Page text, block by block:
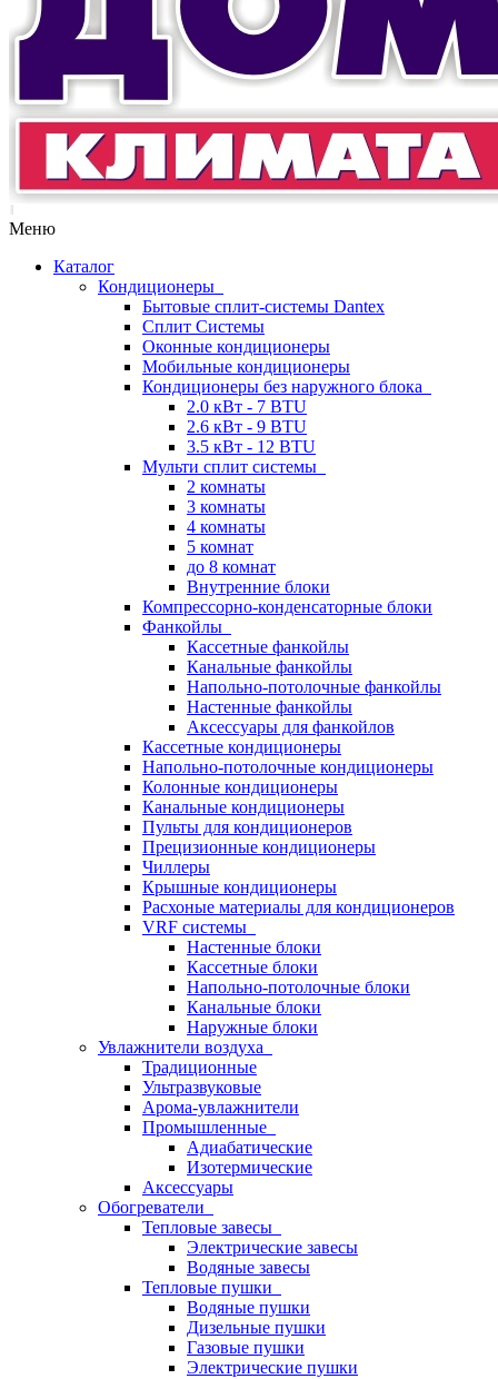
Меню
Каталог
Кондиционеры
Бытовые сплит-системы Dantex
Сплит Системы
Оконные кондиционеры
Мобильные кондиционеры
Кондиционеры без наружного блока
2.0 кВт - 7 BTU
2.6 кВт - 9 BTU
3.5 кВт - 12 BTU
Мульти сплит системы
2 комнаты
3 комнаты
4 комнаты
5 комнат
до 8 комнат
Внутренние блоки
Компрессорно-конденсаторные блоки
Фанкойлы
Кассетные фанкойлы
Канальные фанкойлы
Напольно-потолочные фанкойлы
Настенные фанкойлы
Аксессуары для фанкойлов
Кассетные кондиционеры
Напольно-потолочные кондиционеры
Колонные кондиционеры
Канальные кондиционеры
Пульты для кондиционеров
Прецизионные кондиционеры
Чиллеры
Крышные кондиционеры
Расхоные материалы для кондиционеров
VRF системы
Настенные блоки
Кассетные блоки
Напольно-потолочные блоки
Канальные блоки
Наружные блоки
Увлажнители воздуха
Традиционные
Ультразвуковые
Арома-увлажнители
Промышленныe
Адиабатические
Изотермические
Аксессуары
Обогреватели
Тепловые завесы
Электрические завесы
Водяные завесы
Тепловые пушки
Водяные пушки
Дизельные пушки
Газовые пушки
Электрические пушки